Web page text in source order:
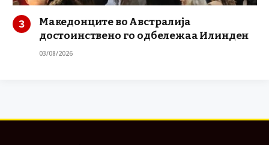
Македонците во Австралија
достоинствено го одбележаа Илинден
03/08/2026